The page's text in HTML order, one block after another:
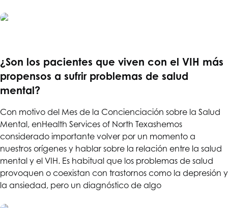
¿Son los pacientes que viven con el VIH más
propensos a sufrir problemas de salud
mental?
Con motivo del Mes de la Concienciación sobre la Salud
Mental, enHealth Services of North Texashemos
considerado importante volver por un momento a
nuestros orígenes y hablar sobre la relación entre la salud
mental y el VIH. Es habitual que los problemas de salud
provoquen o coexistan con trastornos como la depresión y
la ansiedad, pero un diagnóstico de algo